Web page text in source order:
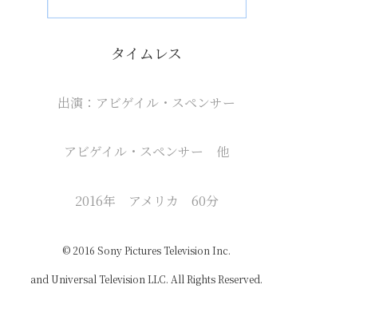
タイムレス
出演：アビゲイル・スペンサー
アビゲイル・スペンサー 他
2016年 アメリカ 60分
© 2016 Sony Pictures Television Inc.
and Universal Television LLC. All Rights Reserved.